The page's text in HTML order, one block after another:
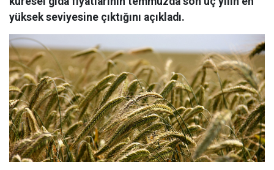
yüksek seviyesine çıktığını açıkladı.